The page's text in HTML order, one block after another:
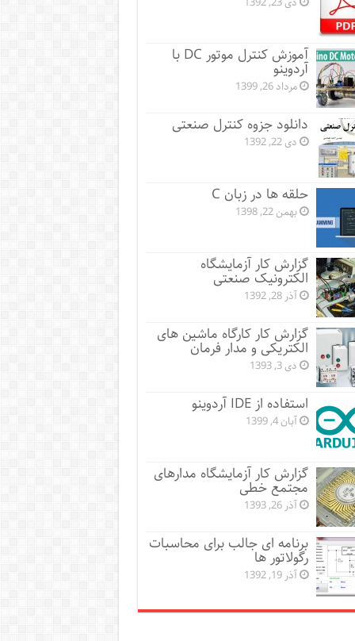
آموزش کنترل موتور DC با
آردوینو
مرداد 26, 1399
دانلود جزوه کنترل صنعتی
دی 22, 1392
حلقه ها در زبان C
بهمن 22, 1398
گزارش کار آزمایشگاه
الکترونیک صنعتی
آذر 28, 1392
گزارش کار کارگاه ماشین های
الکتریکی و مدار فرمان
دی 3, 1393
استفاده از IDE آردوینو
آبان 4, 1399
گزارش کار آزمایشگاه مدارهای
مجتمع خطی
آذر 26, 1393
برنامه ای جالب برای محاسبات
رگولاتور ها
آذر 19, 1392